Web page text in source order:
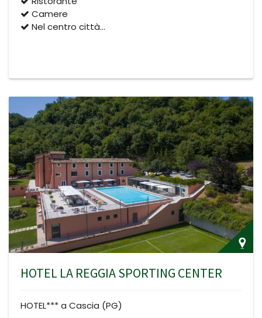
Camere
Nel centro città…
HOTEL LA REGGIA SPORTING CENTER
HOTEL*** a Cascia (PG)